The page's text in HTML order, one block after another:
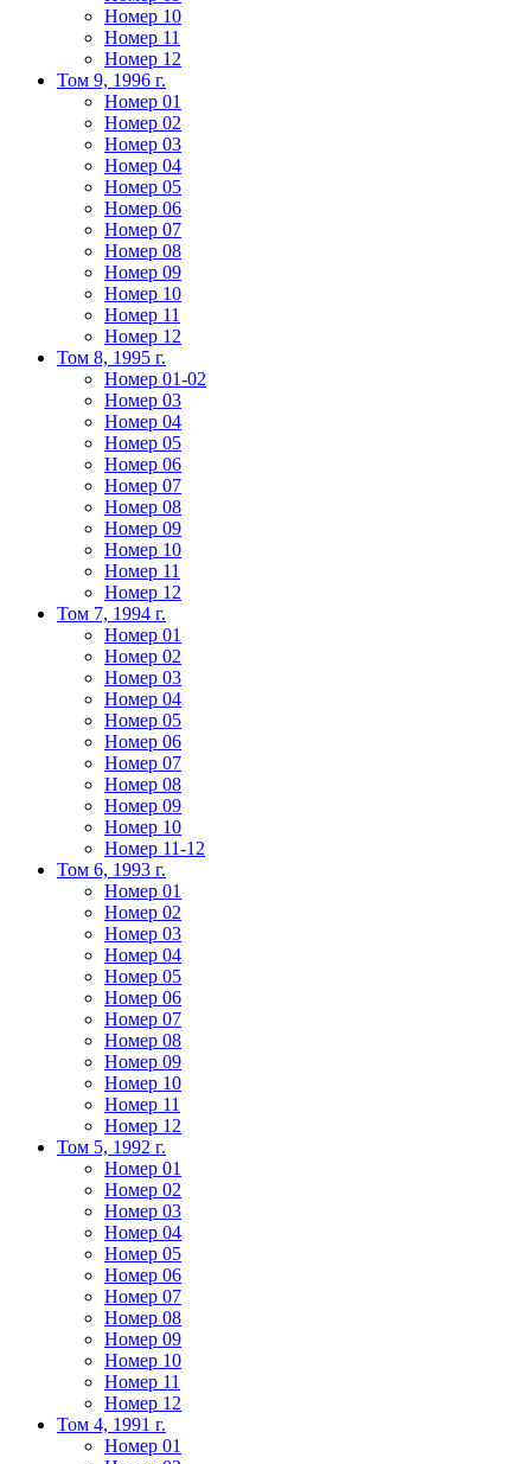
Номер 10
Номер 11
Номер 12
Том 9, 1996 г.
Номер 01
Номер 02
Номер 03
Номер 04
Номер 05
Номер 06
Номер 07
Номер 08
Номер 09
Номер 10
Номер 11
Номер 12
Том 8, 1995 г.
Номер 01-02
Номер 03
Номер 04
Номер 05
Номер 06
Номер 07
Номер 08
Номер 09
Номер 10
Номер 11
Номер 12
Том 7, 1994 г.
Номер 01
Номер 02
Номер 03
Номер 04
Номер 05
Номер 06
Номер 07
Номер 08
Номер 09
Номер 10
Номер 11-12
Том 6, 1993 г.
Номер 01
Номер 02
Номер 03
Номер 04
Номер 05
Номер 06
Номер 07
Номер 08
Номер 09
Номер 10
Номер 11
Номер 12
Том 5, 1992 г.
Номер 01
Номер 02
Номер 03
Номер 04
Номер 05
Номер 06
Номер 07
Номер 08
Номер 09
Номер 10
Номер 11
Номер 12
Том 4, 1991 г.
Номер 01